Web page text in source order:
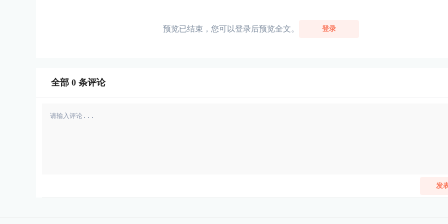
预览已结束，您可以登录后预览全文。 登录
全部 0 条评论
发